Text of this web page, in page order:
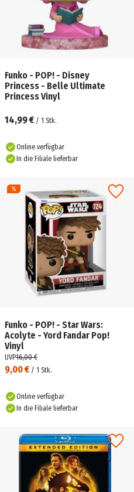
Funko - POP! - Disney
Princess - Belle Ultimate
Princess Vinyl
14,99 € / 1 Stk.
Online verfügbar
In die Filiale lieferbar
Funko - POP! - Star Wars:
Acolyte - Yord Fandar Pop!
Vinyl
9,00 € / 1 Stk.
UVP16,00 €
Online verfügbar
In die Filiale lieferbar